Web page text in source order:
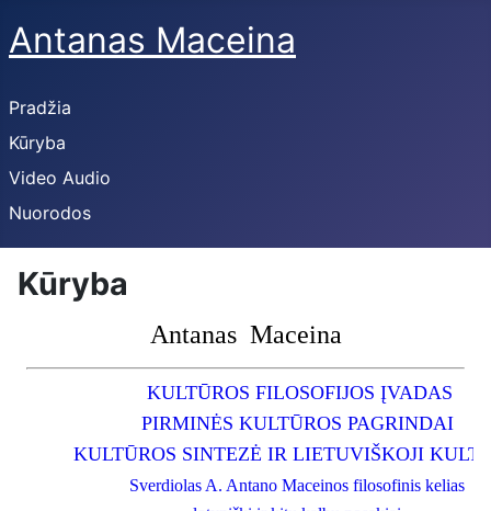
Antanas Maceina
Pradžia
Kūryba
Video Audio
Nuorodos
Kūryba